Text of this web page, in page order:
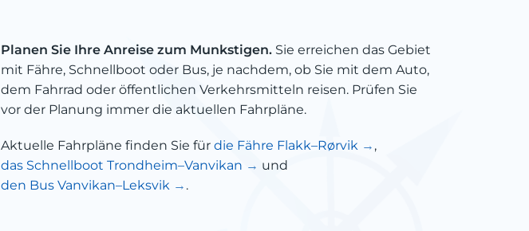
Planen Sie Ihre Anreise zum Munkstigen. Sie erreichen das Gebiet
mit Fähre, Schnellboot oder Bus, je nachdem, ob Sie mit dem Auto,
dem Fahrrad oder öffentlichen Verkehrsmitteln reisen. Prüfen Sie
vor der Planung immer die aktuellen Fahrpläne.
Aktuelle Fahrpläne finden Sie für die Fähre Flakk–Rørvik
,
das Schnellboot Trondheim–Vanvikan
und
den Bus Vanvikan–Leksvik
.